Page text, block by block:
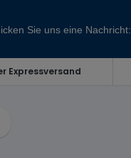
Sie uns eine Nachricht:
Expressversand